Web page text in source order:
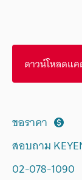
ดาวน์โหลดแ
ขอราคา
สอบถาม
02-078-1090